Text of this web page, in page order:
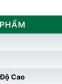
Cao